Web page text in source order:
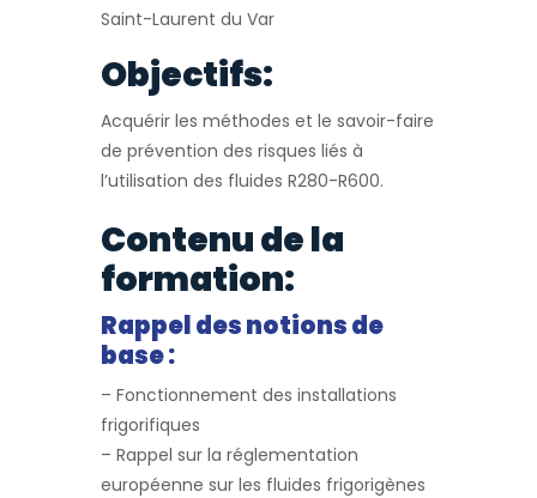
Saint-Laurent du Var
Objectifs:
Acquérir les méthodes et le savoir-faire
de prévention des risques liés à
l’utilisation des fluides R280-R600.
Contenu de la
formation:
Rappel des notions de
base :
– Fonctionnement des installations
frigorifiques
– Rappel sur la réglementation
européenne sur les fluides frigorigènes